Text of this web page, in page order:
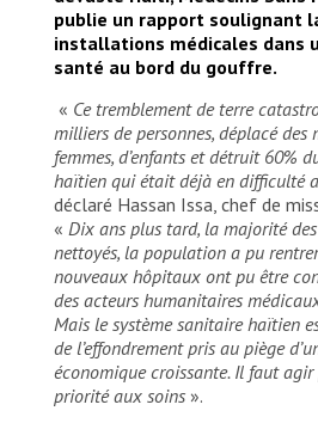
McMaster and German nurse Anja
© Julie Remy
publie un rapport soulignant
installations médicales dans
santé au bord du gouffre.
« Ce tremblement de terre
milliers de personnes, déplacé des
femmes, d’enfants et détruit 60%
haïtien qui était déjà en difficulté
déclaré Hassan Issa, chef de
« Dix ans plus tard, la majorité
nettoyés, la population a pu
nouveaux hôpitaux ont pu être
des acteurs humanitaires
Mais le système sanitaire haïtien
de l’effondrement pris au piège
économique croissante. Il faut agir
priorité aux soins ».